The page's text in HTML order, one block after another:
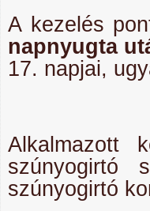
A kezelés
napnyugta
17. napjai,
Alkalmazott
szúnyogirtó
szúnyogirtó